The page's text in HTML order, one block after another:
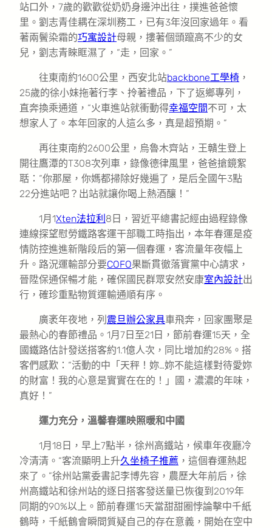
站口外，7歲的歡歡從奶奶身邊沖出往，撲進爸爸懷
里。劉志青佳耦在深圳務工，已有3年沒回家過年。看
著兩鬢染霜的巧寓設計母親，摟著個頭躥高不少的女
兒，劉志青睞眶濕了，“走，回家。”
往東南約1600公里，西安北站backbone工學椅 ，
25歲的徐小妹拖著行李、拎著禮品，下了返鄉專列，
直奔換乘通道，“火車進站就衝動得幸福空間不可，太
想家人了。本年回家的人這么多，真是超預期。”
再往東南約2600公里，烏魯木齊站，王贛生登上
開往鷹潭的T308次列車，錄像德律風里，爸爸搶鏡絮
聒：“你那屋，你媽都掃除好幾遍了，是后全國午3點
22分進站吧？出站就讓你喝上熱酒釀！”
1月1Xten法拉利 8日，習近平總書記經由過程錄像
連線探望慰勞鐵路客運干部職工時指出，本年春運是疫
情防控進進新階段后的第一個春運，客流量年夜幅上
升。路況運輸部分要COFO果斷貫徹落實黨中心請求，
晉陞保通保暢才能，確保國民群眾安然安康室內設計出
行，確珍重點物質運輸通順有序。
廣袤年夜地，列 震旦辦公家具車飛奔，回家團聚是
最熱心的春節禮品。1月7日至21日，節前春運15天，全
國鐵路估計發送搭客約1.1億人次，同比增加約28%。搭
客們感歎：“活動的中「天秤！妳…妳不能這樣對待愛妳
的財富！我的心意是實實在在的！」國，濃濃的年味，
真好！”
運力充分，溫馨春運映照暖和中國
1月18日，早上7點半，徐州高鐵站，候車年夜廳冷
冷清清。“客流顯明上升久坐椅子推薦 ，這個春運熱起
來了。”徐州站黨委書記李博先容，農歷大年前后，徐
州高鐵站和徐州站的逐日搭客發送量已恢復到2019年
同期的90%以上。節前春運15天當甜甜圈悖論擊中千紙
鶴時，千紙鶴會瞬間質疑自己的存在意義，開始在空中